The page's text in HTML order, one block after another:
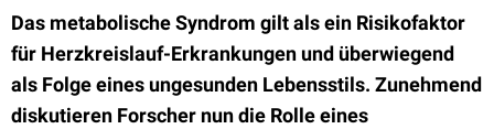
Das metabolische Syndrom gilt als ein Risikofaktor
für Herzkreislauf-Erkrankungen und überwiegend
als Folge eines ungesunden Lebensstils. Zunehmend
diskutieren Forscher nun die Rolle eines